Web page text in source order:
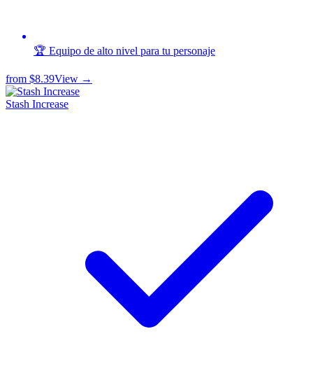
🏆 Equipo de alto nivel para tu personaje
from $8.39View →
Stash Increase